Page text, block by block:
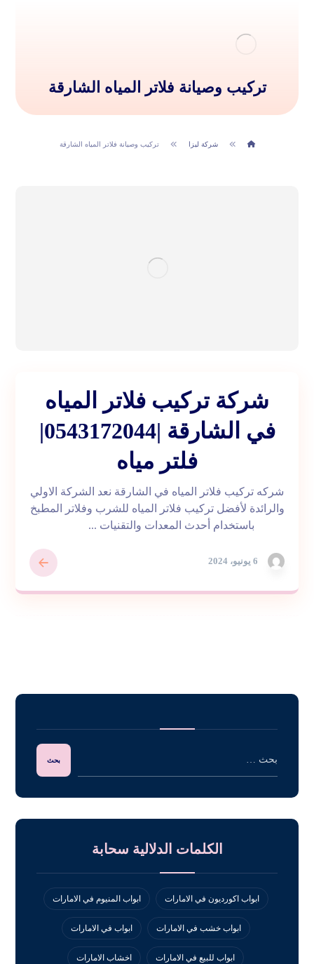
تركيب وصيانة فلاتر المياه الشارقة
شركة ليزا تركيب وصيانة فلاتر المياه الشارقة
شركة تركيب فلاتر المياه
في الشارقة |0543172044|
فلتر مياه
6 يونيو، 2024
شركه تركيب فلاتر المياه في الشارقة نعد الشركة الاولي
والرائدة لأفضل تركيب فلاتر المياه للشرب وفلاتر المطبخ
باستخدام أحدث المعدات والتقنيات ...
الكلمات الدلالية سحابة
ابواب اكورديون في الامارات ابواب المنيوم في الامارات
ابواب خشب في الامارات ابواب في الامارات
ابواب للبيع في الامارات اخشاب الامارات